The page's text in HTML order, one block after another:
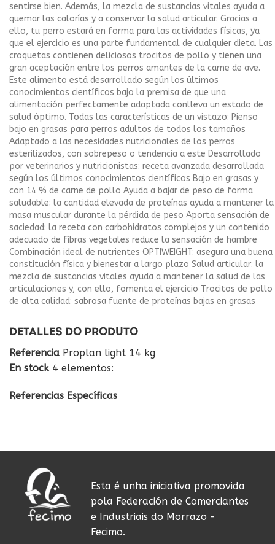
sentirse bien. Además, la mezcla de sustancias vitales ayuda a
quemar las calorías y a conservar la salud articular. Gracias a
ello, tu perro estará en forma para las actividades físicas, ya
que el ejercicio es una parte fundamental de cualquier dieta. Las
croquetas contienen deliciosos trocitos de pollo y tienen una
gran aceptación entre los perros amantes de la carne de ave.
Este alimento está desarrollado según los últimos
conocimientos científicos bajo la premisa de que una
alimentación perfectamente adaptada conlleva un estado de
salud óptimo. Todas las características de un vistazo: Pienso
bajo en grasas para perros adultos de todos los tamaños
Adaptado a las necesidades nutricionales de los perros
esterilizados, con sobrepeso o tendencia a este Desarrollado
por veterinarios y nutricionistas: receta avanzada desarrollada
según los últimos conocimientos científicos Bajo en grasas y
con 14 % de carne de pollo Ayuda a bajar de peso de forma
saludable: la cantidad elevada de proteínas ayuda a mantener la
masa muscular durante la pérdida de peso Aporta sensación de
saciedad: la receta con carbohidratos complejos y un contenido
adecuado de fibras vegetales reduce la sensación de hambre
Combinación ideal de nutrientes OPTIWEIGHT: asegura una buena
constitución física y bienestar a largo plazo Salud articular: la
mezcla de sustancias vitales ayuda a mantener la salud de las
articulaciones y, con ello, fomenta el ejercicio Trocitos de pollo
de alta calidad: sabrosa fuente de proteínas bajas en grasas
DETALLES DO PRODUTO
Referencia Proplan light 14 kg
En stock 4 elementos:
Referencias Específicas
Esta é unha iniciativa promovida
pola Federación de Comerciantes
e Industriais do Morrazo -
Fecimo.